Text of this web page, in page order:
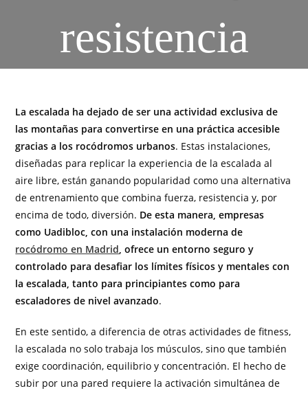
resistencia
La escalada ha dejado de ser una actividad exclusiva de
las montañas para convertirse en una práctica accesible
gracias a los rocódromos urbanos. Estas instalaciones,
diseñadas para replicar la experiencia de la escalada al
aire libre, están ganando popularidad como una alternativa
de entrenamiento que combina fuerza, resistencia y, por
encima de todo, diversión. De esta manera, empresas
como Uadibloc, con una instalación moderna de
rocódromo en Madrid, ofrece un entorno seguro y
controlado para desafiar los límites físicos y mentales con
la escalada, tanto para principiantes como para
escaladores de nivel avanzado.
En este sentido, a diferencia de otras actividades de fitness,
la escalada no solo trabaja los músculos, sino que también
exige coordinación, equilibrio y concentración. El hecho de
subir por una pared requiere la activación simultánea de